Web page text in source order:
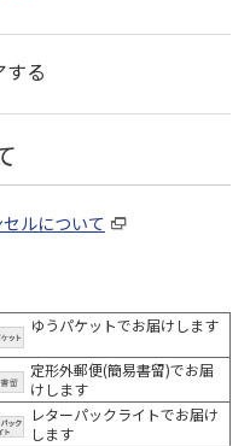
する
ルについて
ゆうパケットでお届けします
定形外郵便(簡易書留)でお届
けします
レターパックライトでお届け
します